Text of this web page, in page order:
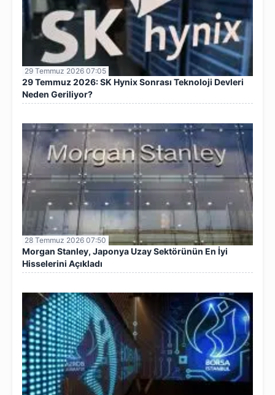
29 Temmuz 2026 07:05
29 Temmuz 2026: SK Hynix Sonrası Teknoloji Devleri
Neden Geriliyor?
28 Temmuz 2026 07:50
Morgan Stanley, Japonya Uzay Sektörünün En İyi
Hisselerini Açıkladı